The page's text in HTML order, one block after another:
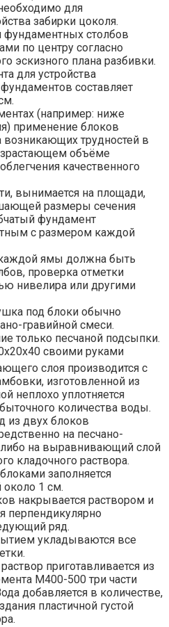
для
забирки цоколя.
фундаментных столбов
по центру согласно
эскизного плана разбивки.
для устройства
составляет
(например: ниже
применение блоков
возникающих трудностей в
объёме
качественного
вынимается на площади,
размеры сечения
фундамент
с размером каждой
ямы должна быть
проверка отметки
нивелира или другими
под блоки обычно
гравийной смеси.
только песчаной подсыпки.
слоя производится с
изготовленной из
неплохо уплотняется
количества воды.
из двух блоков
на песчано-
на выравнивающий слой
кладочного раствора.
заполняется
1 см.
накрывается раствором и
перпендикулярно
ряд.
укладываются все
приготавливается из
М400-500 три части
добавляется в количестве,
пластичной густой